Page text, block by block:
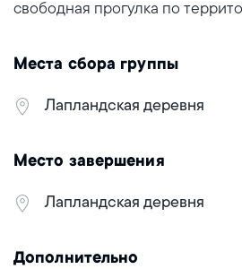
свободная прогулка по
Места сбора группы
Лапландская деревня
Место завершения
Лапландская деревня
Дополнительно